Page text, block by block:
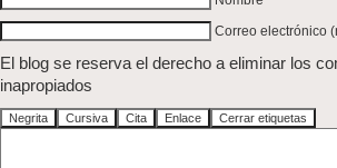
Correo electrónico
El blog se reserva el derecho a eliminar los
inapropiados